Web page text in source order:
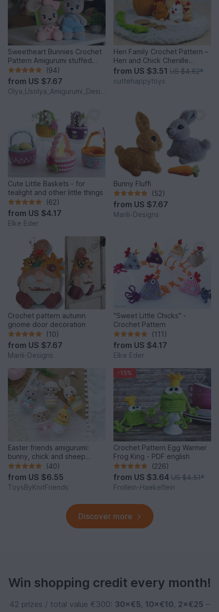
Sweetheart Bunnies Crochet
Pattern Amigurumi stuffed
baby toy
(94)
from US $7.67
Olya_Usolya_Amigurumi_Designer
Hen Family Crochet Pattern –
Hen and Chick Chenille
Amigurumi PDF Tutorial
from US $3.51 US $4.62*
cuttehappytoys
Cute Little Baskets - for
tealight and other little things
(62)
from US $4.17
Elke Eder
Bunny Fluffi
(52)
from US $7.67
Marili-Designs
Crochet pattern autumn
gnome door decoration
(10)
from US $7.67
Marili-Designs
"Sweet Little Chicks" -
Crochet Pattern
(111)
from US $4.17
Elke Eder
Easter friends amigurumi:
bunny, chick and sheep
(Crochet pattern)
(40)
from US $6.55
ToysByKnitFriends
-15%
Crochet Pattern Egg Warmer
Frog King - PDF english
(226)
from US $3.64 US $4.51*
Frollein-Haekelfein
Discover more
Win shopping credit every month!
42 prizes / total value €300: 30×€5, 10×€10, 2×€25 –